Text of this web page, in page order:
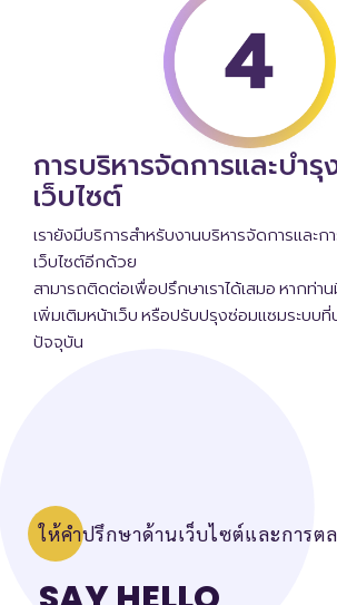
การบริหารจัดการและบำรุ
เว็บไซต์
เรายังมีบริการสำหรับงานบริหารจัดการและก
เว็บไซต์อีกด้วย
สามารถติดต่อเพื่อปรึกษาเราได้เสมอ หากท่า
เพิ่มเติมหน้าเว็บ หรือปรับปรุงซ่อมแซมระบบ
ปัจจุบัน
ให้คำปรึกษาด้านเว็บไซต์และการต